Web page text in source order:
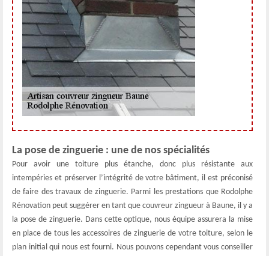
La pose de zinguerie : une de nos spécialités
Pour avoir une toiture plus étanche, donc plus résistante aux
intempéries et préserver l’intégrité de votre bâtiment, il est préconisé
de faire des travaux de zinguerie. Parmi les prestations que Rodolphe
Rénovation peut suggérer en tant que couvreur zingueur à Baune, il y a
la pose de zinguerie. Dans cette optique, nous équipe assurera la mise
en place de tous les accessoires de zinguerie de votre toiture, selon le
plan initial qui nous est fourni. Nous pouvons cependant vous conseiller